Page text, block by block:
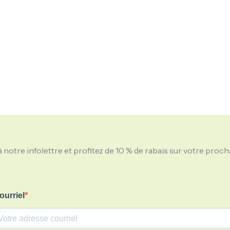
notre infolettre et profitez de 10 % de rabais sur votre